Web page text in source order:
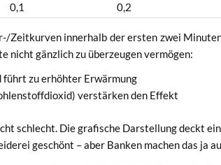
0,1 0,2
Zeit­kur­ven inner­halb der ers­ten zwei
nicht gänz­lich zu über­zeu­gen vermögen:
zu erhöh­ter Erwärmung
ver­stär­ken den Effekt
schlecht. Die gra­fi­sche Dar­stel­lung deckt
geschönt – aber Ban­ken machen das ja